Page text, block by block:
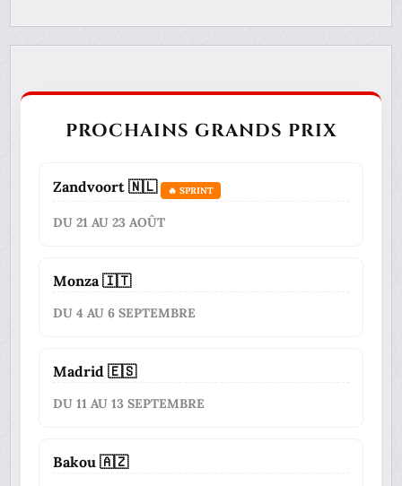
PROCHAINS GRANDS PRIX
Zandvoort 🇳🇱 🔥 SPRINT
DU 21 AU 23 AOÛT
Monza 🇮🇹
DU 4 AU 6 SEPTEMBRE
Madrid 🇪🇸
DU 11 AU 13 SEPTEMBRE
Bakou 🇦🇿